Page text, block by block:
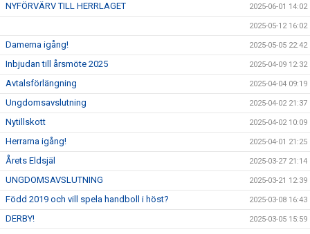
NYFÖRVÄRV TILL HERRLAGET 2025-06-01 14:02
2025-05-12 16:02
Damerna igång! 2025-05-05 22:42
Inbjudan till årsmöte 2025 2025-04-09 12:32
Avtalsförlängning 2025-04-04 09:19
Ungdomsavslutning 2025-04-02 21:37
Nytillskott 2025-04-02 10:09
Herrarna igång! 2025-04-01 21:25
Årets Eldsjäl 2025-03-27 21:14
UNGDOMSAVSLUTNING 2025-03-21 12:39
Född 2019 och vill spela handboll i höst? 2025-03-08 16:43
DERBY! 2025-03-05 15:59